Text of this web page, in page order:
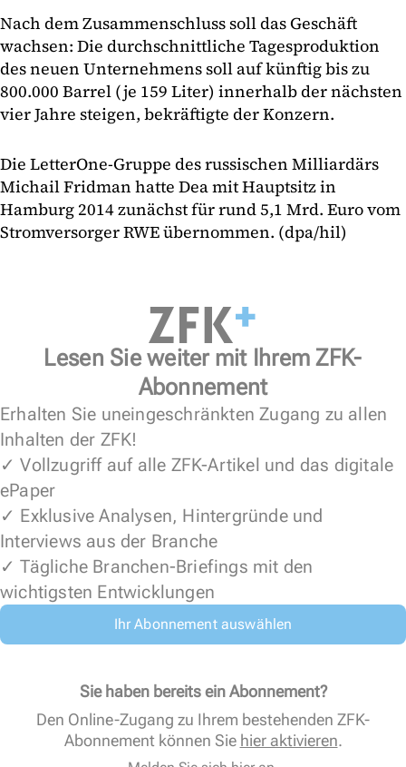
Nach dem Zusammenschluss soll das Geschäft
wachsen: Die durchschnittliche Tagesproduktion
des neuen Unternehmens soll auf künftig bis zu
800.000 Barrel (je 159 Liter) innerhalb der nächsten
vier Jahre steigen, bekräftigte der Konzern.
Die LetterOne-Gruppe des russischen Milliardärs
Michail Fridman hatte Dea mit Hauptsitz in
Hamburg 2014 zunächst für rund 5,1 Mrd. Euro vom
Stromversorger RWE übernommen. (dpa/hil)
Lesen Sie weiter mit Ihrem ZFK-
Abonnement
Erhalten Sie uneingeschränkten Zugang zu allen
Inhalten der ZFK!
✓ Vollzugriff auf alle ZFK-Artikel und das digitale
ePaper
✓ Exklusive Analysen, Hintergründe und
Interviews aus der Branche
✓ Tägliche Branchen-Briefings mit den
wichtigsten Entwicklungen
Ihr Abonnement auswählen
Sie haben bereits ein Abonnement?
Den Online-Zugang zu Ihrem bestehenden ZFK-
Abonnement können Sie hier aktivieren.